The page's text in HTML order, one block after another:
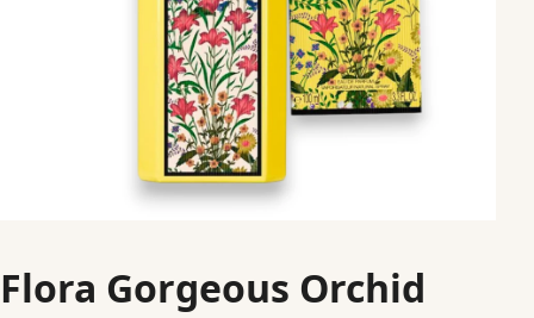
Flora Gorgeous Orchid